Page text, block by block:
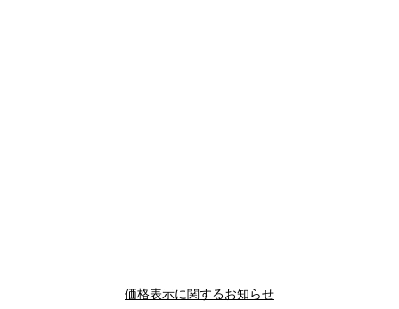
価格表示に関するお知らせ